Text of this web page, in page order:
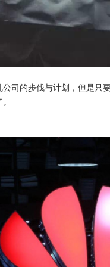
司的步伐与计划，但是只